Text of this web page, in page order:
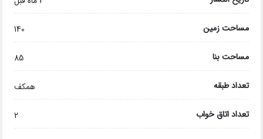
مساحت زمین 140
مساحت بنا 85
تعداد طبقه همکف
تعداد اتاق خواب 2